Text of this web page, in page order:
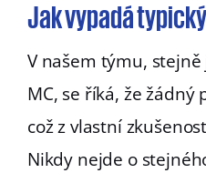
Jak vypadá
V našem týmu,
MC, se říká, že
což z vlastní
Nikdy nejde o